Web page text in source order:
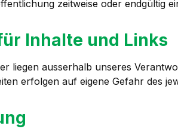
zeitweise oder endgültig
Inhalte und Links
liegen ausserhalb unseres
erfolgen auf eigene Gefahr des